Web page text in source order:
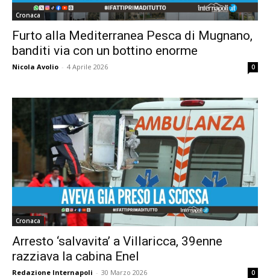
Cronaca
Furto alla Mediterranea Pesca di Mugnano,
banditi via con un bottino enorme
Nicola Avolio - 4 Aprile 2026 0
Cronaca
Arresto ‘salvavita’ a Villaricca, 39enne
razziava la cabina Enel
Redazione Internapoli - 30 Marzo 2026 0